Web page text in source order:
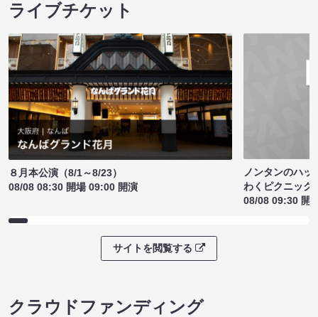
ライブチケット
８月本公演（8/1～8/23）
08/08 08:30 開場 09:00 開演
ノンタンのハッ
わくピクニック
08/08 09:30 開
サイトを閲覧する
クラウドファンディング